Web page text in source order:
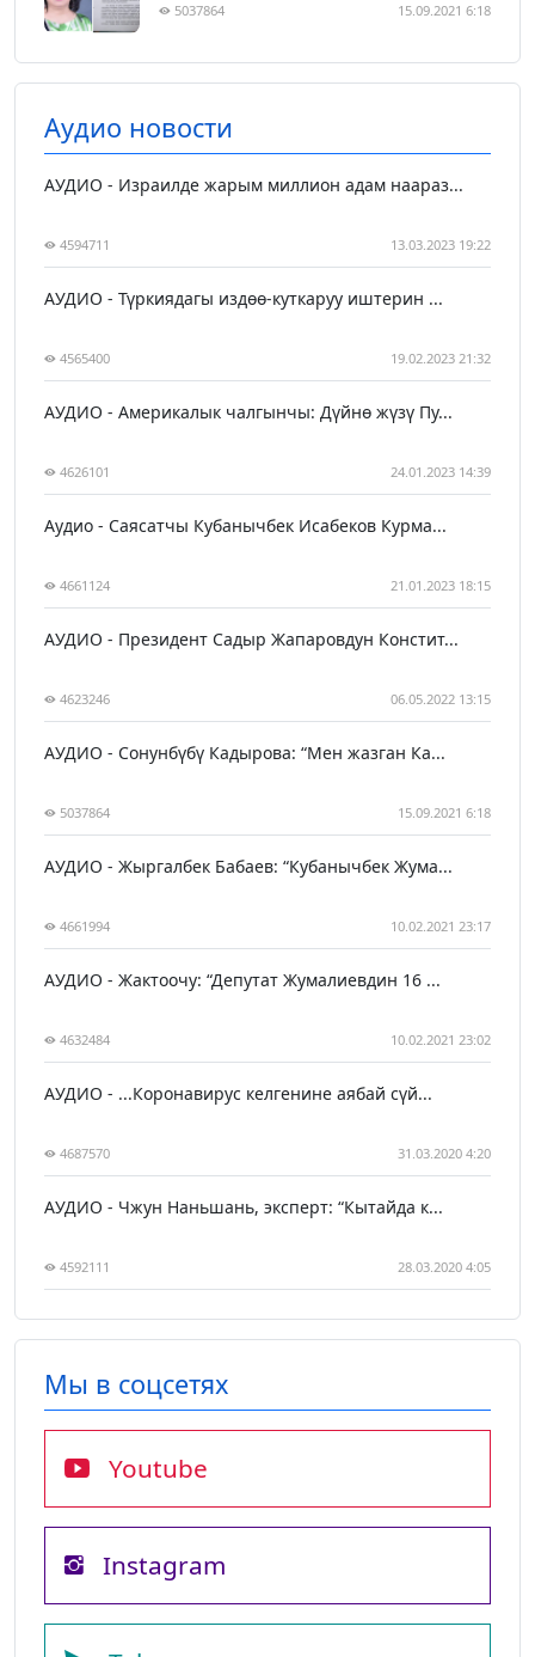
5037864 15.09.2021 6:18
Аудио новости
АУДИО - Израилде жарым миллион адам наараз...
4594711 13.03.2023 19:22
АУДИО - Түркиядагы издөө-куткаруу иштерин ...
4565400 19.02.2023 21:32
АУДИО - Америкалык чалгынчы: Дүйнө жүзү Пу...
4626101 24.01.2023 14:39
Аудио - Саясатчы Кубанычбек Исабеков Курма...
4661124 21.01.2023 18:15
АУДИО - Президент Садыр Жапаровдун Констит...
4623246 06.05.2022 13:15
АУДИО - Сонунбүбү Кадырова: “Мен жазган Ка...
5037864 15.09.2021 6:18
АУДИО - Жыргалбек Бабаев: “Кубанычбек Жума...
4661994 10.02.2021 23:17
АУДИО - Жактоочу: “Депутат Жумалиевдин 16 ...
4632484 10.02.2021 23:02
АУДИО - ...Коронавирус келгенине аябай сүй...
4687570 31.03.2020 4:20
АУДИО - Чжун Наньшань, эксперт: “Кытайда к...
4592111 28.03.2020 4:05
Мы в соцсетях
Youtube
Instagram